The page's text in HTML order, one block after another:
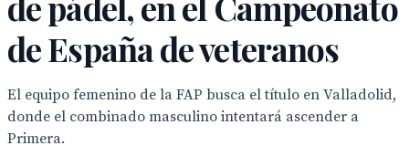
de España de veteranos
El equipo femenino de la FAP busca el título en Valladolid,
donde el combinado masculino intentará ascender a
Primera.